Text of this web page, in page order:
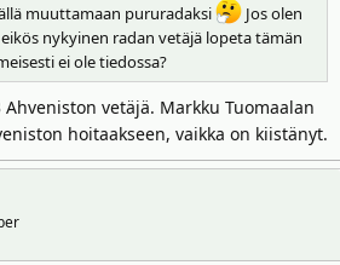
muuttamaan pururadaksi
Jos olen
nykyinen radan vetäjä lopeta tämän
ei ole tiedossa?
vetäjä. Markku Tuomaalan
hoitaakseen, vaikka on kiistänyt.